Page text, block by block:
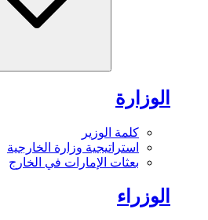
الوزارة
كلمة الوزير
استراتيجية وزارة الخارجية
بعثات الإمارات في الخارج
الوزراء